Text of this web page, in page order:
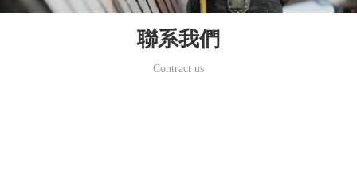
產品中心
聯系我們
Contract us